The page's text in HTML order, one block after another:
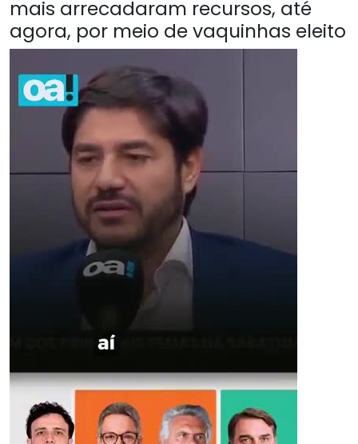
mais arrecadaram recursos, até
agora, por meio de vaquinhas eleito